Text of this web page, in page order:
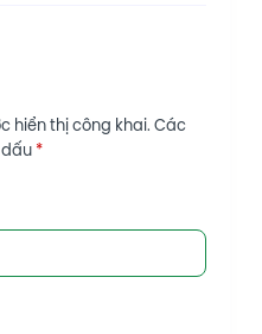
hiển thị công khai. Các
*